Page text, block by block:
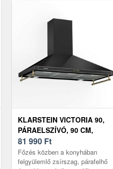
KLARSTEIN VICTORIA 90,
PÁRAELSZÍVÓ, 90 CM,
RETRO KIALAKÍTÁS, 644, 5
M³/Ó, 2 LED LÁMPA
81 990 Ft
Főzés közben a konyhában
felgyülemlő zsírszag, párafelhő